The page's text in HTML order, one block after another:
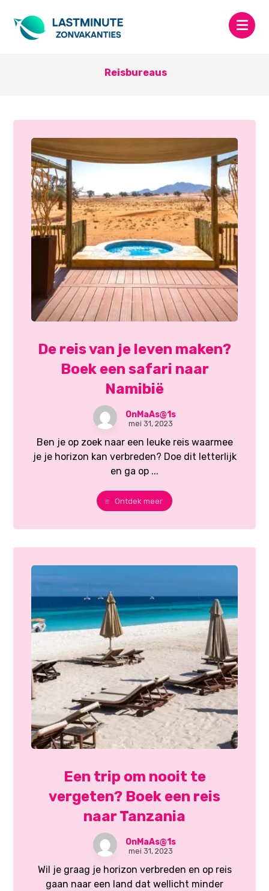
Reisbureaus
De reis van je leven maken?
Boek een safari naar
Namibië
OnMaAs@1s
mei 31, 2023
Ben je op zoek naar een leuke reis waarmee
je je horizon kan verbreden? Doe dit letterlijk
en ga op ...
Ontdek meer
Een trip om nooit te
vergeten? Boek een reis
naar Tanzania
OnMaAs@1s
mei 31, 2023
Wil je graag je horizon verbreden en op reis
gaan naar een land dat wellicht minder